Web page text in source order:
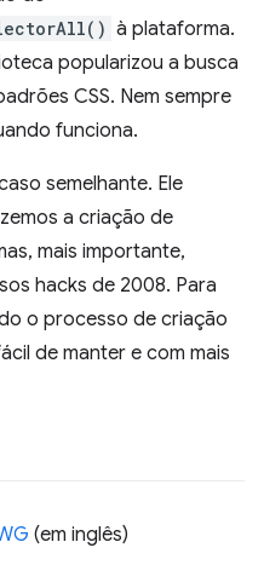
à plataforma.
popularizou a busca
CSS. Nem sempre
funciona.
semelhante. Ele
a criação de
mais importante,
hacks de 2008. Para
o processo de criação
de manter e com mais
(em inglês)